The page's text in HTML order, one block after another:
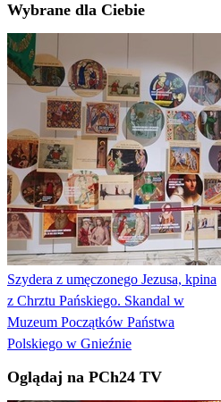
Wybrane dla Ciebie
Szydera z umęczonego Jezusa, kpina
z Chrztu Pańskiego. Skandal w
Muzeum Początków Państwa
Polskiego w Gnieźnie
Oglądaj na PCh24 TV